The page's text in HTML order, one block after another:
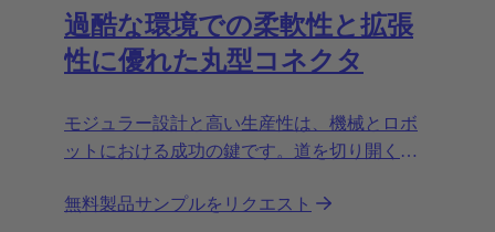
過酷な環境での柔軟性と拡張
性に優れた丸型コネクタ
モジュラー設計と高い生産性は、機械とロボ
ットにおける成功の鍵です。道を切り開くに
不可欠です。
無料製品サンプルをリクエスト